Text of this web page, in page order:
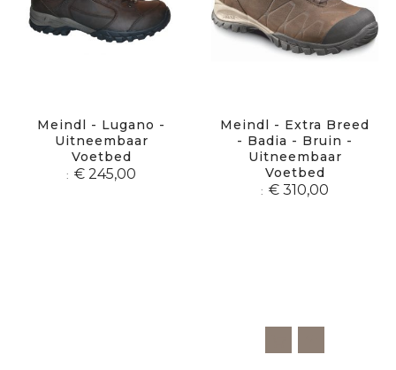
Meindl - Lugano -
Uitneembaar
Voetbed
€ 245,00
Meindl - Extra Breed
- Badia - Bruin -
Uitneembaar
Voetbed
€ 310,00